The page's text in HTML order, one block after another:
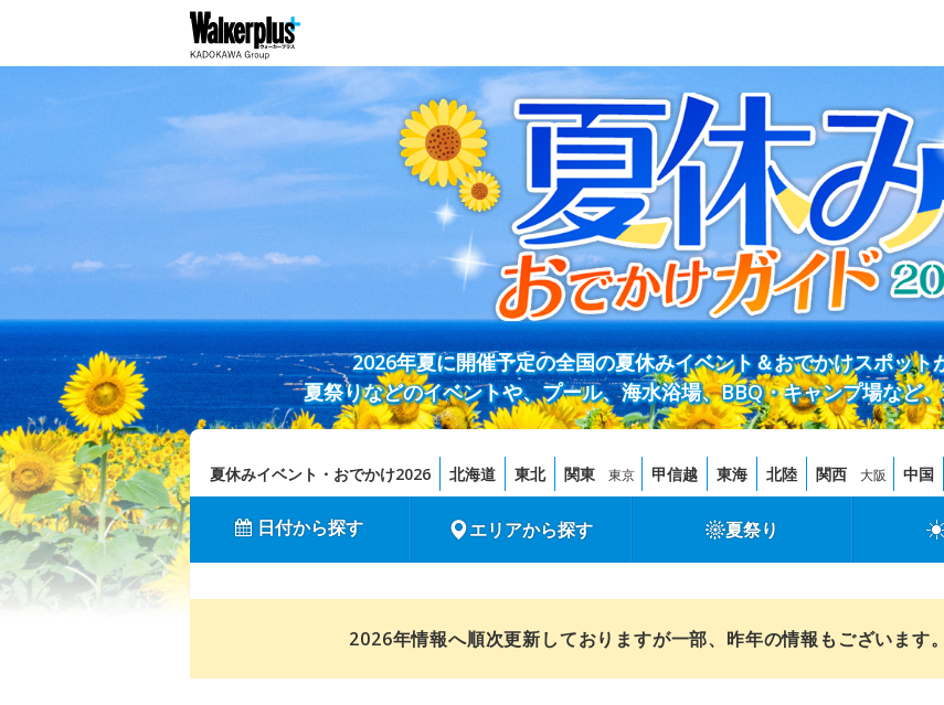
2026年夏に開催予定の全国の夏休みイベント＆おでかけスポット
夏祭りなどのイベントや、プール、海水浴場、BBQ・キャンプ場など
夏休みイベント・おでかけ2026 北海道 東北 関東 東京 甲信越 東海 北陸 関西 大阪 中国
日付から探す エリアから探す 夏祭り
2026年情報へ順次更新しておりますが一部、昨年の情報もございます